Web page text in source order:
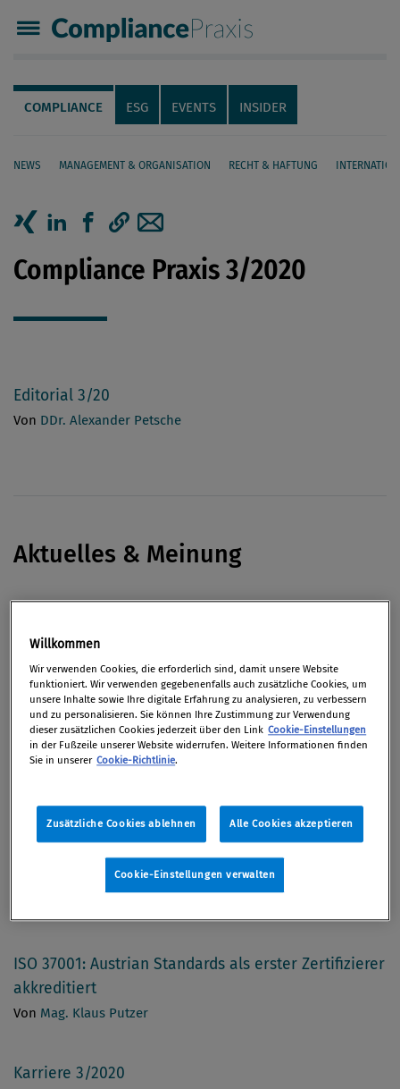
Compliance Praxis
Servicenavigation
Navigation
COMPLIANCE ESG EVENTS INSIDER
NEWS MANAGEMENT & ORGANISATION RECHT & HAFTUNG
Seiteninhalt
Artikel auf Xing teilen
Artikel auf linkedIn teilen
Artikel auf Facebook teilen
Artikellink kopieren
Artikel per Mail teilen
Compliance Praxis 3/2020
Editorial 3/20
Von DDr. Alexander Petsche
Aktuelles & Meinung
VonDr. Katharina Hastenrath
Kartellrecht: Ein überraschendes Urteil
VonMag. Martin Eckel LL.M.,Mag. Julia Lörincz
Mag. Klaus Putzer
ISO 37001: Austrian Standards als erster Zertifizierer
akkreditiert
Von Mag. Klaus Putzer
Karriere 3/2020
Willkommen
Wir verwenden Cookies, die erforderlich sind, damit unsere Website
funktioniert. Wir verwenden gegebenenfalls auch zusätzliche Cookies, um
unsere Inhalte sowie Ihre digitale Erfahrung zu analysieren, zu verbessern
und zu personalisieren. Sie können Ihre Zustimmung zur Verwendung
dieser zusätzlichen Cookies jederzeit über den Link Cookie-Einstellungen
in der Fußzeile unserer Website widerrufen. Weitere Informationen finden
Sie in unserer Cookie-Richtlinie.
Zusätzliche Cookies ablehnen Alle Cookies akzeptieren
Cookie-Einstellungen verwalten